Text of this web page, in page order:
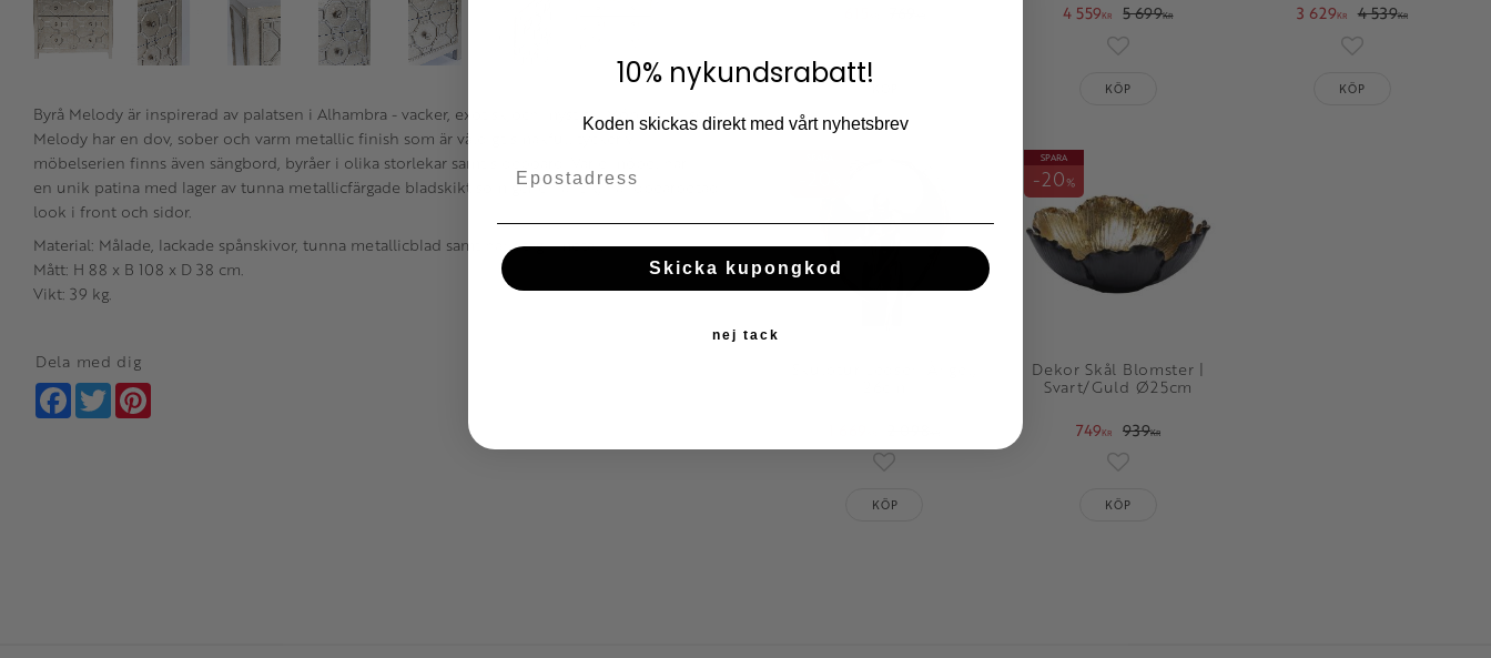
4 559KR 5 699KR
KÖP
3 629KR 4 539KR
Lägg till i
KÖP
Lägg till i favoriter
KÖP
Dekor Skål Blomster |
Svart/Guld Ø25cm
749KR 939KR
SPARA
20%
KÖP
Byrå Melody är inspirerad av palatsen i Alhambra - vacker, exotisk och mystisk. Möblerna i serien
Melody har en dov, sober och varm metallic finish som är väldigt smakfull tycker vi. I
möbelserien finns även sängbord, byråer i olika storlekar samt sideboard. Varje möbel har
en unik patina med lager av tunna metallicfärgade bladskikt som ger en antik, handbearbetad
look i front och sidor.
Material: Målade, lackade spånskivor, tunna metallicblad samt handtag i metall.
Mått: H 88 x B 108 x D 38 cm.
Vikt: 39 kg.
Dela med dig
Facebook
Twitter
10% nykundsrabatt!
Koden skickas direkt med vårt nyhetsbrev
Skicka kupongkod
nej tack